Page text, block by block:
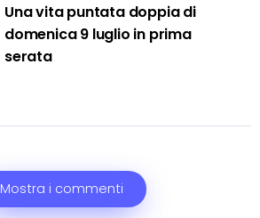
Una vita puntata doppia di
domenica 9 luglio in prima
serata
Mostra i commenti